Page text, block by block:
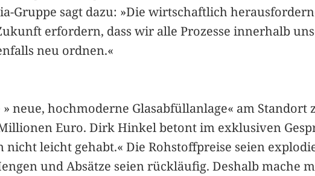
Gruppe sagt dazu: »Die wirtschaftlich
erfordern, dass wir alle Prozesse innerhalb
neu ordnen.«
neue, hochmoderne Glasabfüllanlage« am Standort
Euro. Dirk Hinkel betont im exklusiven
leicht gehabt.« Die Rohstoffpreise seien
und Absätze seien rückläufig. Deshalb mache